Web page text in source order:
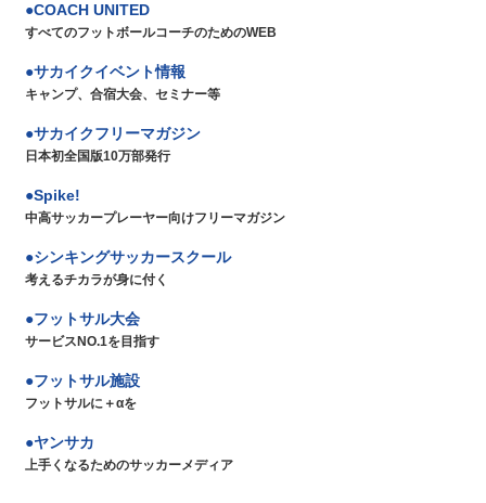
COACH UNITED
すべてのフットボールコーチのためのWEB
サカイクイベント情報
キャンプ、合宿大会、セミナー等
サカイクフリーマガジン
日本初全国版10万部発行
Spike!
中高サッカープレーヤー向けフリーマガジン
シンキングサッカースクール
考えるチカラが身に付く
フットサル大会
サービスNO.1を目指す
フットサル施設
フットサルに＋αを
ヤンサカ
上手くなるためのサッカーメディア